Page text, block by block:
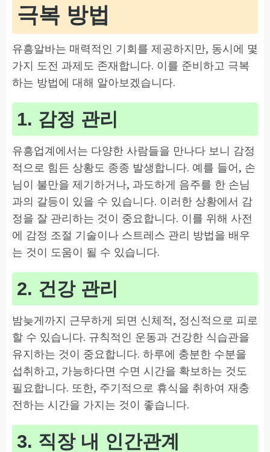
극복 방법
유흥알바는 매력적인 기회를 제공하지만, 동시에 몇
가지 도전 과제도 존재합니다. 이를 준비하고 극복
하는 방법에 대해 알아보겠습니다.
1. 감정 관리
유흥업계에서는 다양한 사람들을 만나다 보니 감정
적으로 힘든 상황도 종종 발생합니다. 예를 들어, 손
님이 불만을 제기하거나, 과도하게 음주를 한 손님
과의 갈등이 있을 수 있습니다. 이러한 상황에서 감
정을 잘 관리하는 것이 중요합니다. 이를 위해 사전
에 감정 조절 기술이나 스트레스 관리 방법을 배우
는 것이 도움이 될 수 있습니다.
2. 건강 관리
밤늦게까지 근무하게 되면 신체적, 정신적으로 피로
할 수 있습니다. 규칙적인 운동과 건강한 식습관을
유지하는 것이 중요합니다. 하루에 충분한 수분을
섭취하고, 가능하다면 수면 시간을 확보하는 것도
필요합니다. 또한, 주기적으로 휴식을 취하여 재충
전하는 시간을 가지는 것이 좋습니다.
3. 직장 내 인간관계